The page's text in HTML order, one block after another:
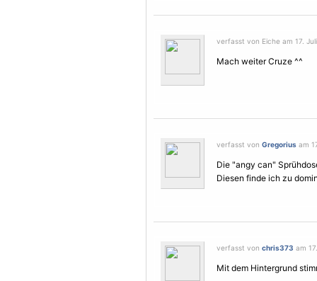
verfasst von Eiche am 17.
Mach weiter Cruze ^^
verfasst von Gregorius am
Die "angy can"
Diesen finde ich zu
verfasst von chris373 am
Mit dem Hintergrund